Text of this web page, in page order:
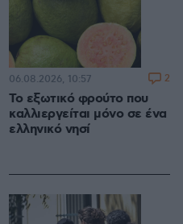
Το εξωτικό φρούτο που
καλλιεργείται μόνο σε ένα
ελληνικό νησί
06.08.2026, 10:57 2